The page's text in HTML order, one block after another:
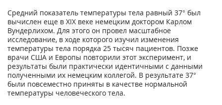
Средний показатель температуры тела равный 37° был
вычислен еще в XIX веке немецким доктором Карлом
Вундерлихом. Для этого он провел масштабное
исследование, в ходе которого изучил изменения
температуры тела порядка 25 тысяч пациентов. Позже
врачи США и Европы повторили этот эксперимент, и
результаты были практически идентичными с данными
полученными их немецким коллегой. В результате 37°
были повсеместно приняты в качестве нормальной
температуры человеческого тела.